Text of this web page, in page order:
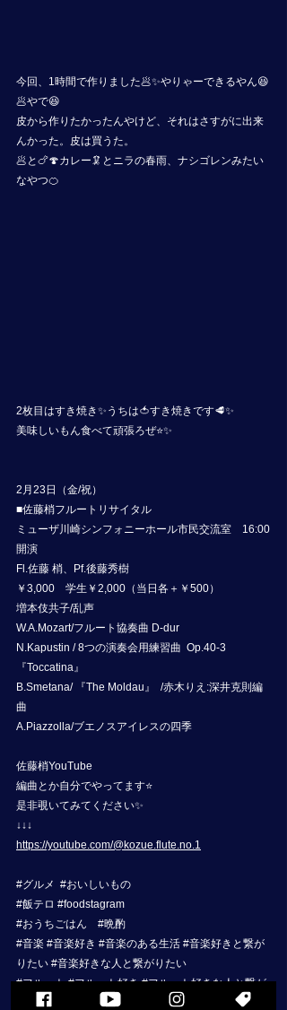
今回、1時間で作りました🥟✨やりゃーできるやん😆
🥟やで😆
皮から作りたかったんやけど、それはさすがに出来
んかった。皮は買うた。
🥟と🍗🍄カレー🦑とニラの春雨、ナシゴレンみたい
なやつ🍊
2枚目はすき焼き✨うちは🍅すき焼きです🥩✨
美味しいもん食べて頑張ろぜ⭐️✨
2月23日（金/祝）
■佐藤梢フルートリサイタル
ミューザ川崎シンフォニーホール市民交流室　16:00
開演
Fl.佐藤 梢、Pf.後藤秀樹
￥3,000　学生￥2,000（当日各＋￥500）
増本伎共子/乱声
W.A.Mozart/フルート協奏曲 D-dur
N.Kapustin / 8つの演奏会用練習曲  Op.40-3
『Toccatina』
B.Smetana/ 『The Moldau』  /赤木りえ:深井克則編
曲
A.Piazzolla/ブエノスアイレスの四季
佐藤梢YouTube
編曲とか自分でやってます⭐️
是非覗いてみてください✨
↓↓↓
https://youtube.com/@kozue.flute.no.1
#グルメ #おいしいもの
#飯テロ #foodstagram
#おうちごはん
#晩酌
#音楽 #音楽好き #音楽のある生活 #音楽好きと繋が
りたい #音楽好きな人と繋がりたい
#フルート #フルート好き #フルート好きな人と繋が
りたい
#フルート好きと繋がりたい